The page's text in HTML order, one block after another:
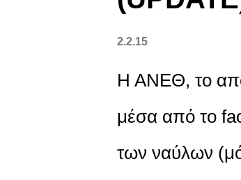
2.2.15
Η ΑΝΕΘ, το
μέσα από το
των ναύλων